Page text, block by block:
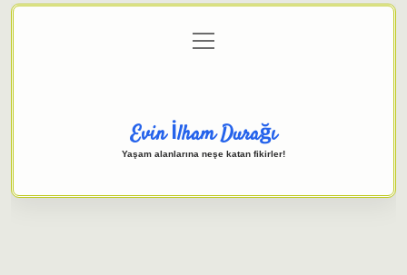
Gizlilik Politikası
menüyü
aç
Evin İlham Durağı
Yaşam alanlarına neşe katan fikirler!